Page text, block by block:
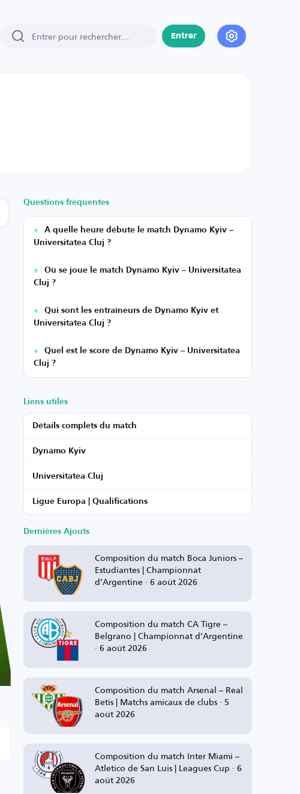
Entrer
Questions fréquentes
À quelle heure débute le match Dynamo Kyiv –
Universitatea Cluj ?
Où se joue le match Dynamo Kyiv – Universitatea
Cluj ?
Qui sont les entraîneurs de Dynamo Kyiv et
Universitatea Cluj ?
Quel est le score de Dynamo Kyiv – Universitatea
Cluj ?
Liens utiles
Détails complets du match
Dynamo Kyiv
Universitatea Cluj
Ligue Europa | Qualifications
Dernières Ajouts
Composition du match Boca Juniors –
Estudiantes | Championnat
d’Argentine · 6 août 2026
Composition du match CA Tigre –
Belgrano | Championnat d’Argentine
· 6 août 2026
Composition du match Arsenal – Real
Betis | Matchs amicaux de clubs · 5
août 2026
Composition du match Inter Miami –
Atletico de San Luis | Leagues Cup · 6
août 2026